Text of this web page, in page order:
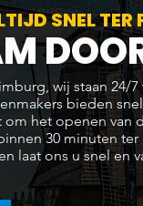
SNEL TER
wij staan 24/
bieden
het openen van
30 minuten
laat ons u snel en